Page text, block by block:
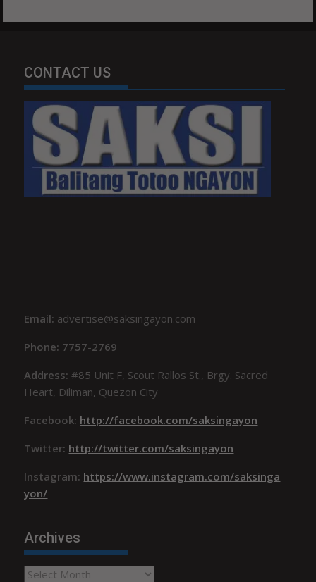
CONTACT US
Email: advertise@saksingayon.com
Phone: 7757-2769
Address:#85 Unit F, Scout Rallos St., Brgy. Sacred
Heart, Diliman, Quezon City
Facebook: http://facebook.com/saksingayon
Twitter: http://twitter.com/saksingayon
Instagram: https://www.instagram.com/saksinga
yon/
Archives
Archives